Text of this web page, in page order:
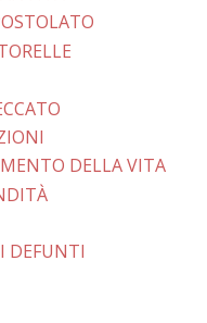
DELLA VITA
DEFUNTI